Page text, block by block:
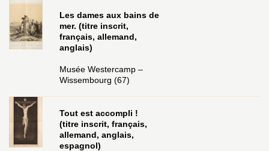
Les dames aux bains de
mer. (titre inscrit,
français, allemand,
anglais)
Musée Westercamp –
Wissembourg (67)
Tout est accompli !
(titre inscrit, français,
allemand, anglais,
espagnol)